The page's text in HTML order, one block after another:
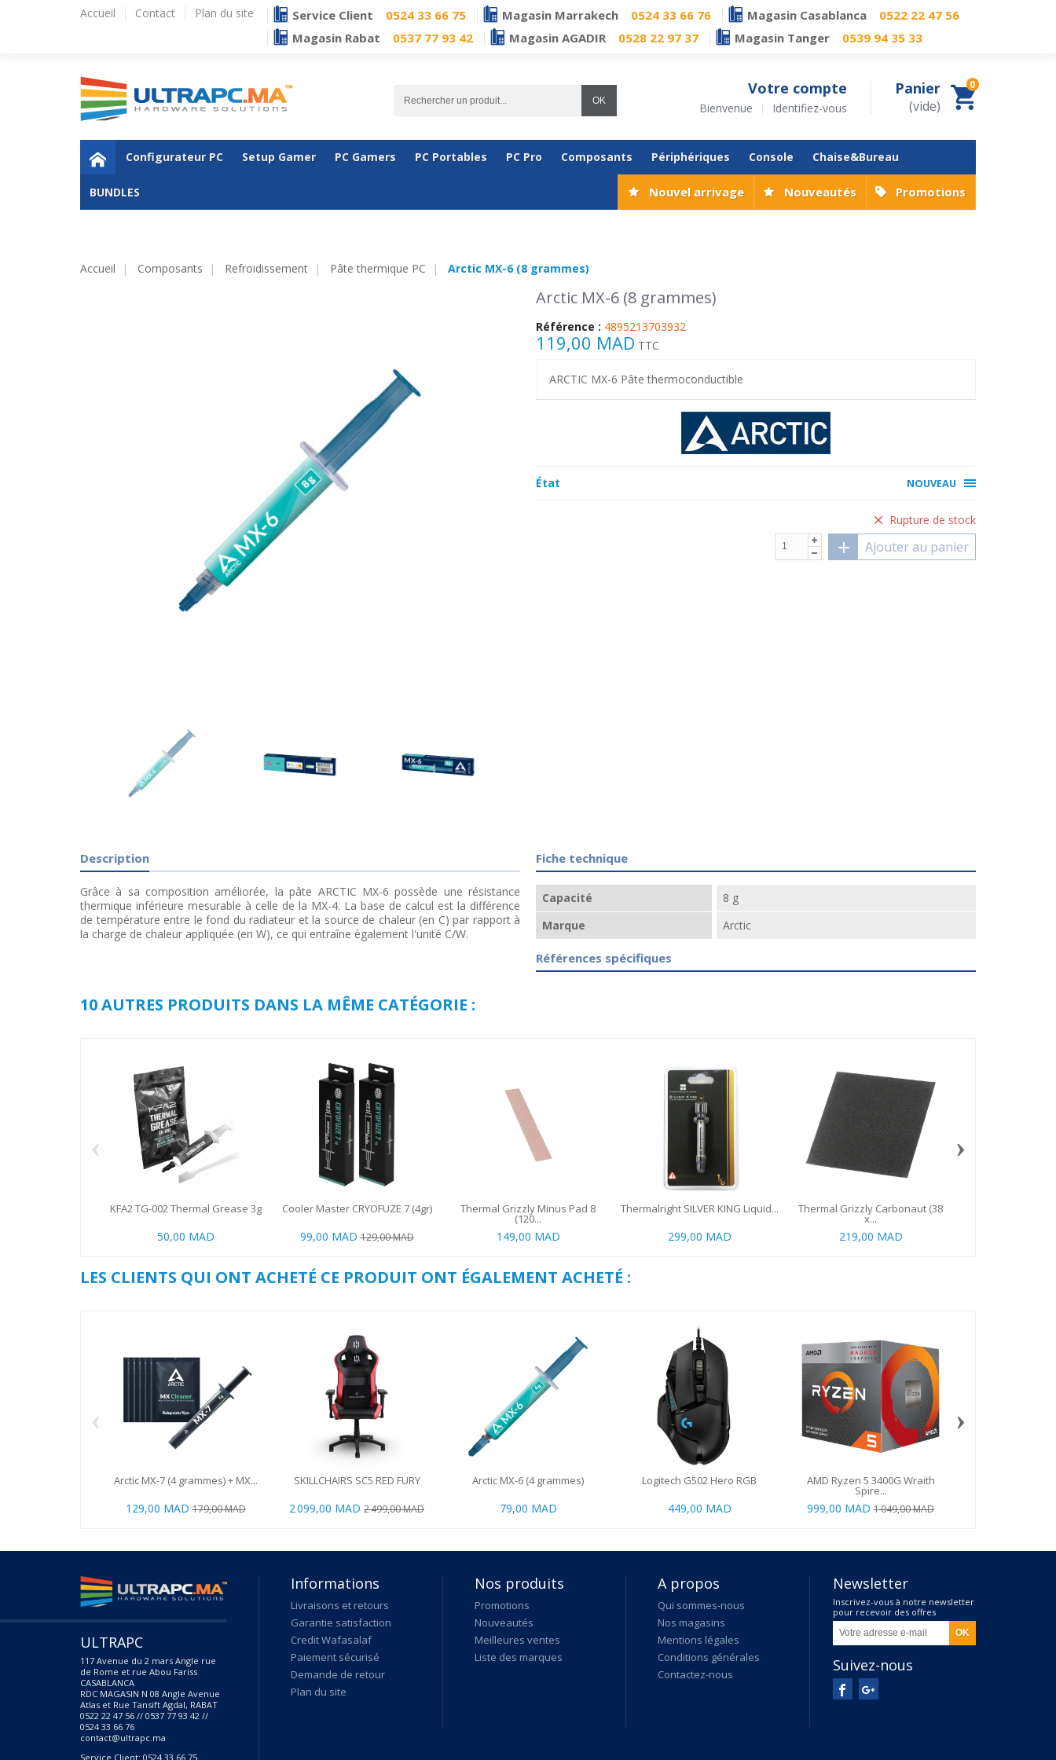
Accueil Contact Plan du site Service Client 0524 33 66 75 Magasin Marrakech 0524 33 66 76 Magasin Casablanca
0522 22 47 56
Magasin Rabat
0537 77 93 42 Magasin AGADIR 0528 22 97 37 Magasin Tanger 0539 94 35 33
OK
Panier
(vide)
0
Votre compte
Bienvenue Identifiez-vous
Promotions
Nouveautés
Nouvel arrivage
Configurateur PC Setup Gamer PC Gamers PC Portables PC Pro Composants Périphériques Console Chaise&Bureau
BUNDLES
Accueil Composants Refroidissement Pâte thermique PC Arctic MX-6 (8 grammes)
Arctic MX-6 (8 grammes)
Référence : 4895213703932
119,00 MAD TTC
ARCTIC MX-6 Pâte thermoconductible
État NOUVEAU
Rupture de stock
Ajouter au panier
Description
Grâce à sa composition améliorée, la pâte ARCTIC MX-6 possède une résistance
thermique inférieure mesurable à celle de la MX-4. La base de calcul est la différence
de température entre le fond du radiateur et la source de chaleur (en C) par rapport à
la charge de chaleur appliquée (en W), ce qui entraîne également l'unité C/W.
Fiche technique
Capacité
8 g
Marque
Arctic
Références spécifiques
10 AUTRES PRODUITS DANS LA MÊME CATÉGORIE :
KFA2 TG-002 Thermal Grease 3g
50,00 MAD
Cooler Master CRYOFUZE 7 (4gr)
99,00 MAD 129,00 MAD
Thermal Grizzly Minus Pad 8
(120...
149,00 MAD
Thermalright SILVER KING Liquid...
299,00 MAD
Thermal Grizzly Carbonaut (38
x...
219,00 MAD
‹ ›
LES CLIENTS QUI ONT ACHETÉ CE PRODUIT ONT ÉGALEMENT ACHETÉ :
Arctic MX-7 (4 grammes) + MX...
129,00 MAD 179,00 MAD
SKILLCHAIRS SC5 RED FURY
2 099,00 MAD 2 499,00 MAD
Arctic MX-6 (4 grammes)
79,00 MAD
Logitech G502 Hero RGB
449,00 MAD
AMD Ryzen 5 3400G Wraith
Spire...
999,00 MAD 1 049,00 MAD
‹ ›
ULTRAPC
117 Avenue du 2 mars Angle rue
de Rome et rue Abou Fariss
CASABLANCA
RDC MAGASIN N 08 Angle Avenue
Atlas et Rue Tansift Agdal, RABAT
0522 22 47 56 // 0537 77 93 42 //
0524 33 66 76
contact@ultrapc.ma
Service Client: 0524 33 66 75
Informations
Livraisons et retours
Garantie satisfaction
Credit Wafasalaf
Paiement sécurisé
Demande de retour
Plan du site
Nos produits
Promotions
Nouveautés
Meilleures ventes
Liste des marques
A propos
Qui sommes-nous
Nos magasins
Mentions légales
Conditions générales
Contactez-nous
Newsletter
Inscrivez-vous à notre newsletter
pour recevoir des offres
exclusives
Suivez-nous